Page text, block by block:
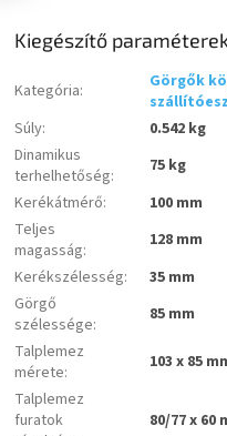
Kiegészítő
Kategória:
Görgők
Súly:
0.542 kg
Dinamikus
terhelhetőség:
75 kg
Kerékátmérő:
100 mm
Teljes
magasság:
128 mm
Kerékszélesség:
35 mm
Görgő
szélessége:
85 mm
Talplemez
mérete:
103 x 85
Talplemez
furatok
80/77 x 60